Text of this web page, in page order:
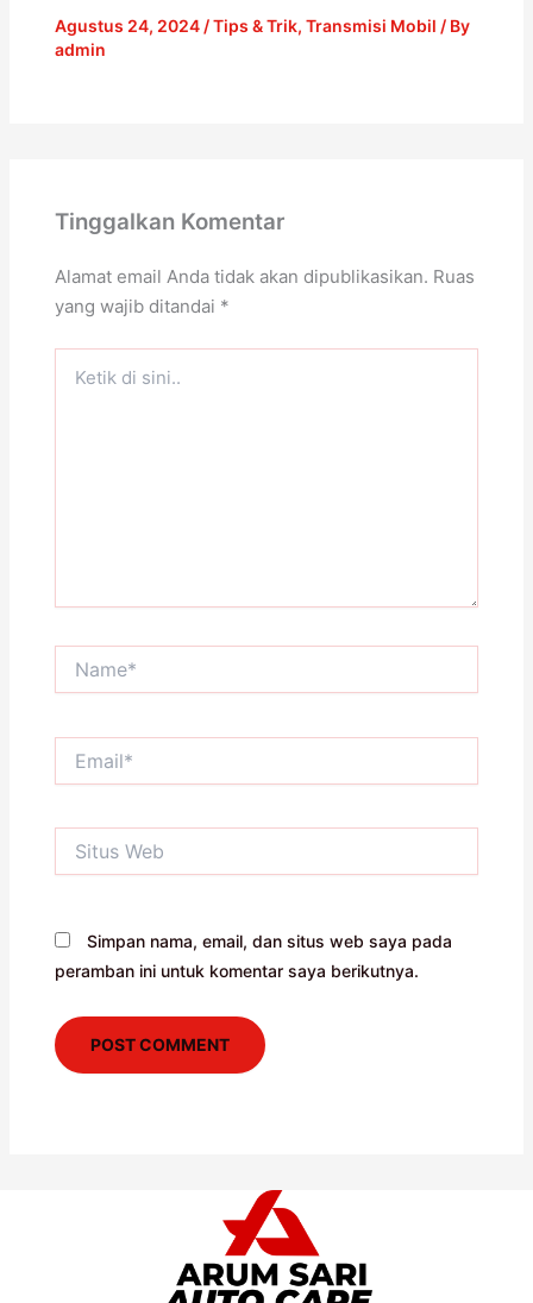
Agustus 24, 2024 /Tips & Trik, Transmisi Mobil / By
admin
Tinggalkan Komentar
Alamat email Anda tidak akan dipublikasikan. Ruas
yang wajib ditandai *
Web
Simpan nama, email, dan situs web saya pada
peramban ini untuk komentar saya berikutnya.